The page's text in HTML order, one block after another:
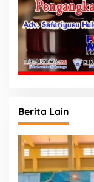
Berita Lain